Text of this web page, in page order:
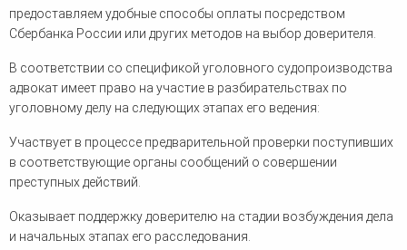
предоставляем удобные способы оплаты посредством
Сбербанка России или других методов на выбор доверителя.
В соответствии со спецификой уголовного судопроизводства
адвокат имеет право на участие в разбирательствах по
уголовному делу на следующих этапах его ведения:
Участвует в процессе предварительной проверки поступивших
в соответствующие органы сообщений о совершении
преступных действий.
Оказывает поддержку доверителю на стадии возбуждения дела
и начальных этапах его расследования.